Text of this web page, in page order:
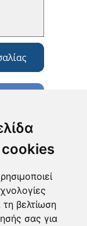
cookies
βελτίωση
σας για
Services
|Δήλωση